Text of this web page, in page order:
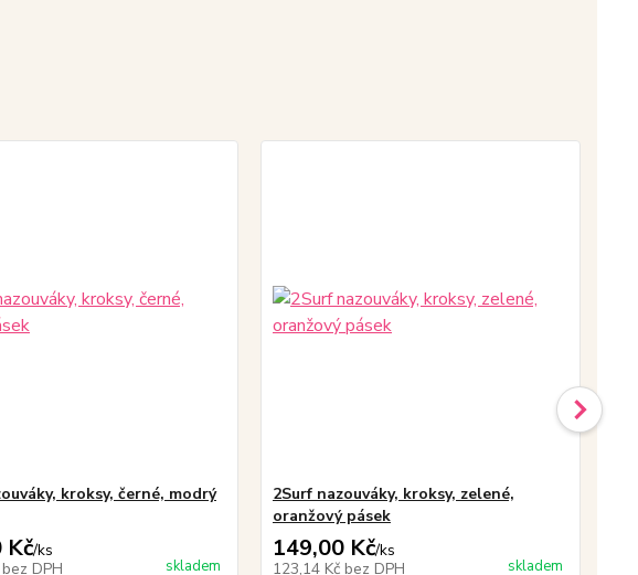
kroksy, černé, modrý
Kč/ks
bez DPH skladem
2Surf nazouváky, kroksy, zelené,
oranžový pásek
149,00 Kč/ks
123,14 Kč bez DPH skladem